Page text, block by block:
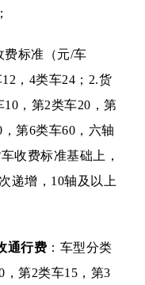
费标准（元/车
，4类车24；2.货
，第2类车20，第
第6类车60，六轴
收费标准基础上，
递增，10轴及以上
通行费 ：车型分类
，第2类车15，第3